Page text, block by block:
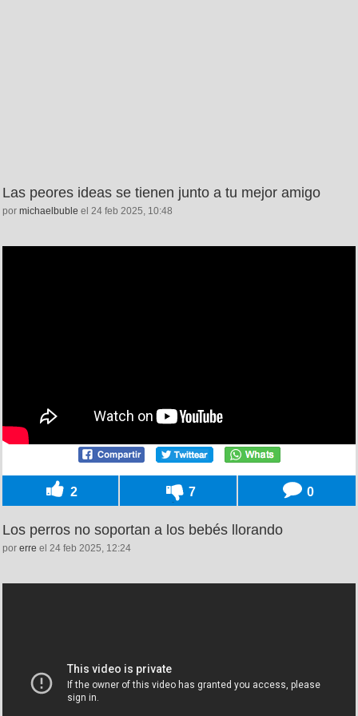
Las peores ideas se tienen junto a tu mejor amigo
por michaelbuble el 24 feb 2025, 10:48
2 7 0
Los perros no soportan a los bebés llorando
por erre el 24 feb 2025, 12:24